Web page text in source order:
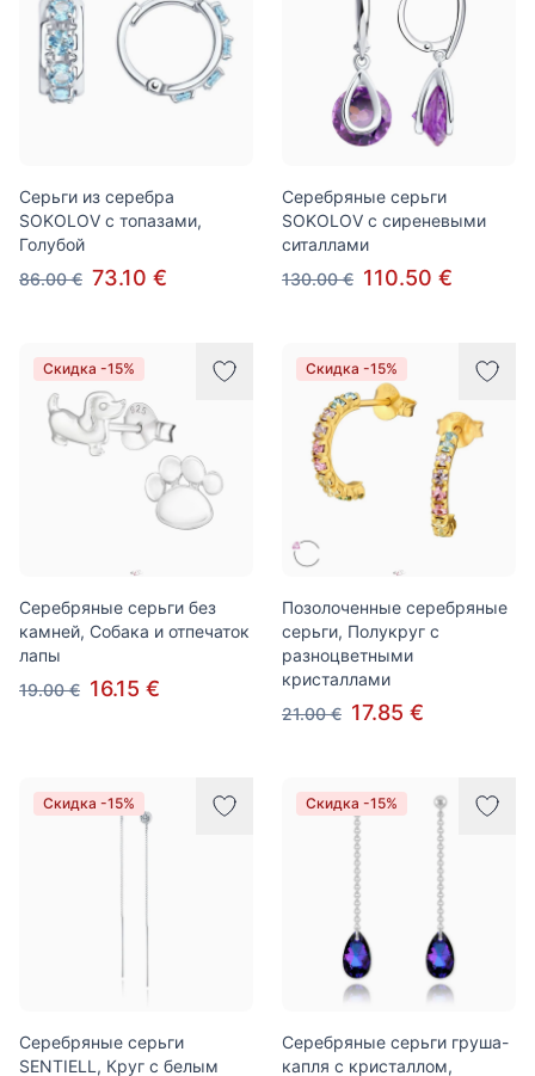
Серьги из серебра
SOKOLOV с топазами,
Голубой
86.00 € 73.10 €
Cеребряные серьги
SOKOLOV с сиреневыми
ситаллами
130.00 € 110.50 €
Скидка -15%
Серебряные серьги без
камней, Собака и отпечаток
лапы
19.00 € 16.15 €
Скидка -15%
Позолоченные серебряные
серьги, Полукруг с
разноцветными
кристаллами
21.00 € 17.85 €
Скидка -15%
Серебряные серьги
SENTIELL, Круг с белым
Скидка -15%
Серебряные серьги груша-
капля с кристаллом,